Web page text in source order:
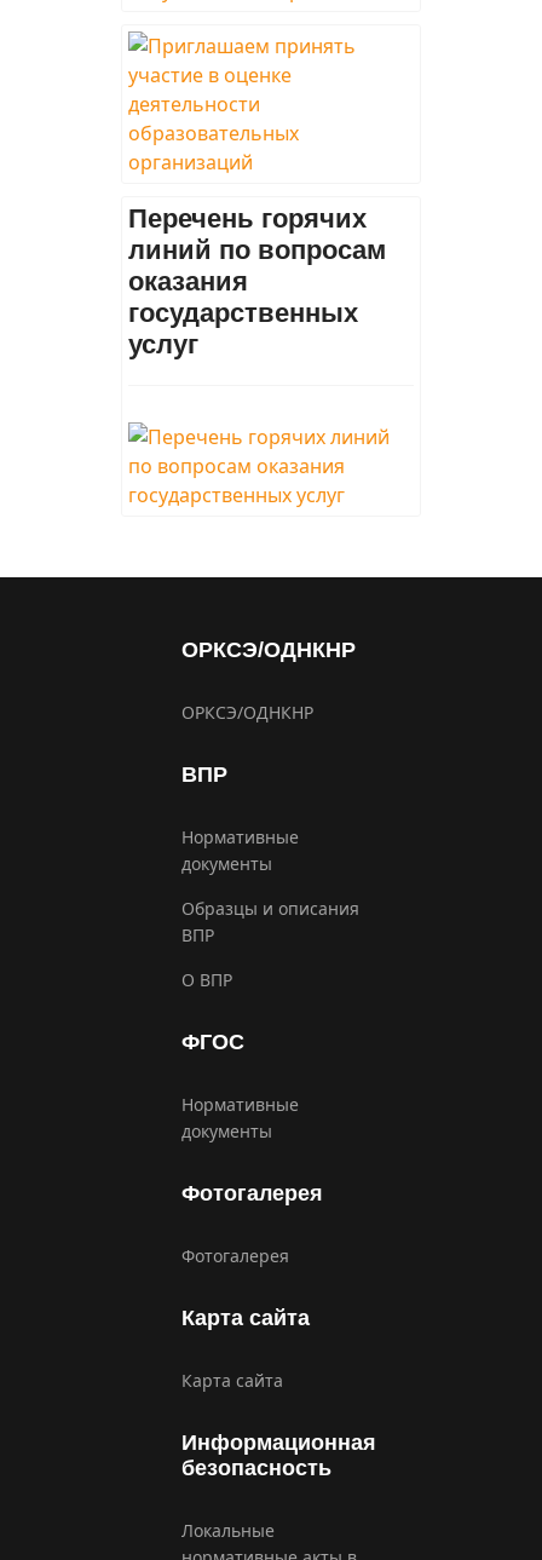
Перечень горячих
линий по вопросам
оказания
государственных
услуг
ОРКСЭ/ОДНКНР
ОРКСЭ/ОДНКНР
ВПР
Нормативные
документы
Образцы и описания
ВПР
О ВПР
ФГОС
Нормативные
документы
Фотогалерея
Фотогалерея
Карта сайта
Карта сайта
Информационная
безопасность
Локальные